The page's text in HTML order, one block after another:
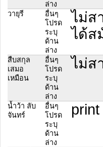
ล่าง
วายุรี
อื่นๆ
โปรด
ระบุ
ด้าน
ล่าง
ไม่ส
ได้ส
สืบสกุล
เสมอ
เหมือน
อื่นๆ
โปรด
ระบุ
ด้าน
ล่าง
ไม่ส
น้ำว้า ลับ
จันทร์
อื่นๆ
โปรด
ระบุ
ด้าน
ล่าง